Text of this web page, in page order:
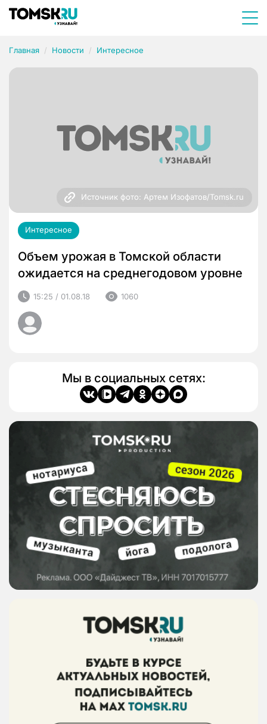
Главная Новости Интересное
Источник фото: Артем Изофатов/Tomsk.ru
Интересное
Объем урожая в Томской области
ожидается на среднегодовом уровне
15:25 / 01.08.18 1060
Мы в социальных сетях: